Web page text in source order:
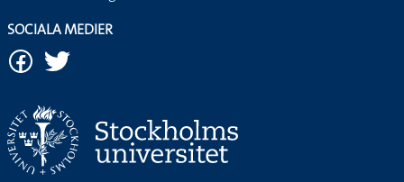
SOCIALA MEDIER